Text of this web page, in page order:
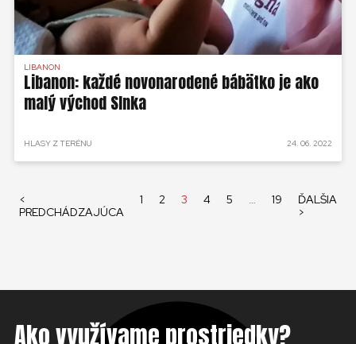
LIBANON
Libanon: každé novonarodené bábätko je ako
malý východ Slnka
HLASY Z TERÉNU 24. 06. 2022
<
PREDCHÁDZAJÚCA
1 2 3 4 5 … 19
ĎALŠIA
>
Ako využívame prostriedky?